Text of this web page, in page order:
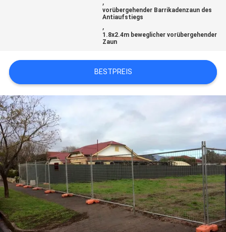
NACHRICHTEN
vorübergehender Barrikadenzaun des
Antiaufstiegs
,
1.8x2.4m beweglicher vorübergehender
Zaun
BESTPREIS